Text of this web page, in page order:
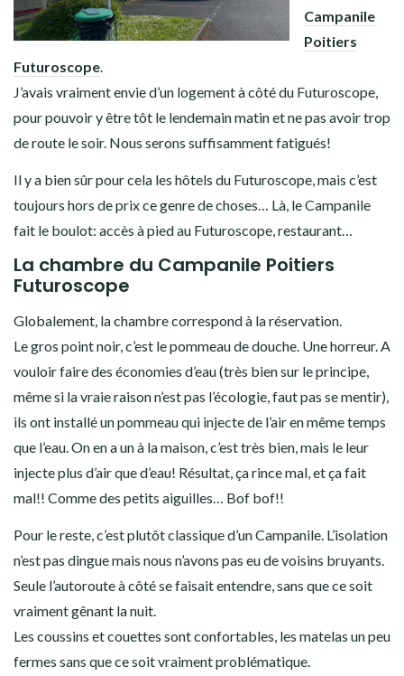
Campanile
Poitiers
Futuroscope.
J’avais vraiment envie d’un logement à côté du Futuroscope,
pour pouvoir y être tôt le lendemain matin et ne pas avoir trop
de route le soir. Nous serons suffisamment fatigués!
Il y a bien sûr pour cela les hôtels du Futuroscope, mais c’est
toujours hors de prix ce genre de choses… Là, le Campanile
fait le boulot: accès à pied au Futuroscope, restaurant…
La chambre du Campanile Poitiers
Futuroscope
Globalement, la chambre correspond à la réservation.
Le gros point noir, c’est le pommeau de douche. Une horreur. A
vouloir faire des économies d’eau (très bien sur le principe,
même si la vraie raison n’est pas l’écologie, faut pas se mentir),
ils ont installé un pommeau qui injecte de l’air en même temps
que l’eau. On en a un à la maison, c’est très bien, mais le leur
injecte plus d’air que d’eau! Résultat, ça rince mal, et ça fait
mal!! Comme des petits aiguilles… Bof bof!!
Pour le reste, c’est plutôt classique d’un Campanile. L’isolation
n’est pas dingue mais nous n’avons pas eu de voisins bruyants.
Seule l’autoroute à côté se faisait entendre, sans que ce soit
vraiment gênant la nuit.
Les coussins et couettes sont confortables, les matelas un peu
fermes sans que ce soit vraiment problématique.